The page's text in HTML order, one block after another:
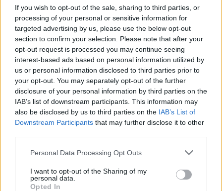
If you wish to opt-out of the sale, sharing to third parties, or
processing of your personal or sensitive information for
targeted advertising by us, please use the below opt-out
section to confirm your selection. Please note that after your
opt-out request is processed you may continue seeing
interest-based ads based on personal information utilized by
us or personal information disclosed to third parties prior to
your opt-out. You may separately opt-out of the further
disclosure of your personal information by third parties on the
IAB’s list of downstream participants. This information may
also be disclosed by us to third parties on the IAB’s List of
Downstream Participants that may further disclose it to other
Personal Data Processing Opt Outs
I want to opt-out of the Sharing of my
personal data.
Opted In